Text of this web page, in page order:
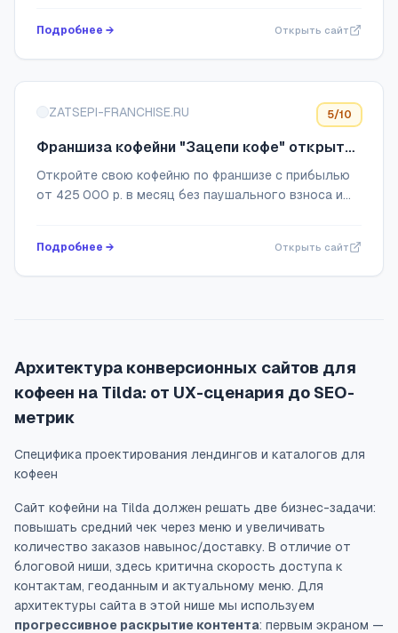
Подробнее → Открыть сайт
ZATSEPI-FRANCHISE.RU 5/10
Франшиза кофейни "Зацепи кофе" открыть
свой бизнес на продаже кофе
Откройте свою кофейню по франшизе с прибылью
от 425 000 р. в месяц без паушального взноса и
Подробнее → Открыть сайт
Архитектура конверсионных сайтов для
кофеен на Tilda: от UX-сценария до SEO-
метрик
Специфика проектирования лендингов и каталогов для
кофеен
Сайт кофейни на Tilda должен решать две бизнес-задачи:
повышать средний чек через меню и увеличивать
количество заказов навынос/доставку. В отличие от
блоговой ниши, здесь критична скорость доступа к
контактам, геоданным и актуальному меню. Для
архитектуры сайта в этой нише мы используем
прогрессивное раскрытие контента: первым экраном —